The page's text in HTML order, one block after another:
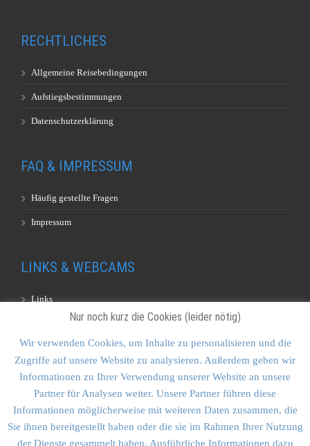
RECHTLICHES
Allgemeine Reisebedingungen
Aufstiegsbestimmungen
Datenschutzerklärung
FAQ & IMPRESSUM
Häufig gestellte Fragen
Impressum
LINKS & WEBCAMS
Links
KONTAKT & SITEMAP
Kontakt
Sitemap
Nur noch kurz die Cookies (leider nötig)
Wir verwenden Cookies, um Inhalte zu personalisieren und die
Zugriffe auf unsere Website zu analysieren. Außerdem geben wir
Informationen zu Ihrer Verwendung unserer Website an unsere
Partner für Analysen weiter. Unsere Partner führen diese
Informationen möglicherweise mit weiteren Daten zusammen, die
Sie ihnen bereitgestellt haben oder die sie im Rahmen Ihrer Nutzung
der Dienste gesammelt haben. Ausführliche Informationen dazu